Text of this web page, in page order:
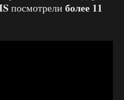
посмотрели более 11